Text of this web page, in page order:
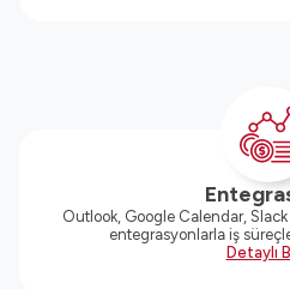
Outlook, Google Calendar,
entegrasyonlarla iş
Detaylı